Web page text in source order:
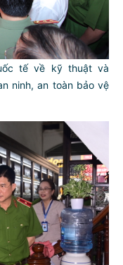
tế về kỹ thuật và
ninh, an toàn bảo vệ